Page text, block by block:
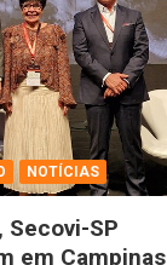
NOTÍCIAS
Secovi-SP
em Campinas